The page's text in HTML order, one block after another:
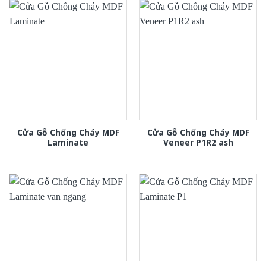
Cửa Gỗ Chống Cháy MDF
Laminate
Cửa Gỗ Chống Cháy MDF
Veneer P1R2 ash